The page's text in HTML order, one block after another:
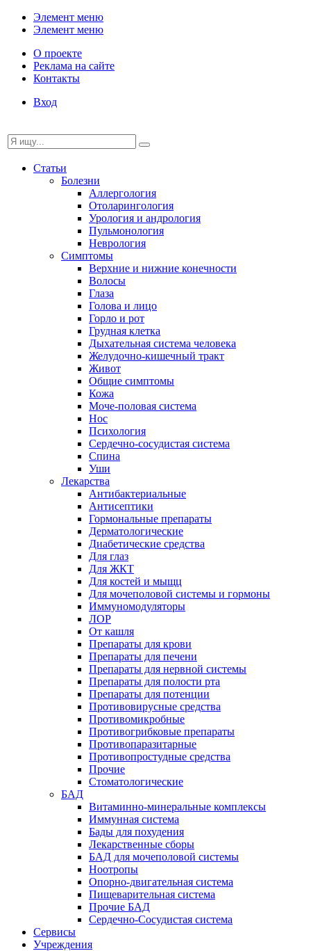
Элемент меню
Элемент меню
О проекте
Реклама на сайте
Контакты
Вход
Статьи
Болезни
Аллергология
Отоларингология
Урология и андрология
Пульмонология
Неврология
Симптомы
Верхние и нижние конечности
Волосы
Глаза
Голова и лицо
Горло и рот
Грудная клетка
Дыхательная система человека
Желудочно-кишечный тракт
Живот
Общие симптомы
Кожа
Моче-половая система
Нос
Психология
Сердечно-сосудистая система
Спина
Уши
Лекарства
Антибактериальные
Антисептики
Гормональные препараты
Дерматологические
Диабетические средства
Для глаз
Для ЖКТ
Для костей и мыщц
Для мочеполовой системы и гормоны
Иммуномодуляторы
ЛОР
От кашля
Препараты для крови
Препараты для печени
Препараты для нервной системы
Препараты для полости рта
Препараты для потенции
Противовирусные средства
Противомикробные
Противогрибковые препараты
Противопаразитарные
Противопростудные средства
Прочие
Стоматологические
БАД
Витаминно-минеральные комплексы
Иммунная система
Бады для похудения
Лекарственные сборы
БАД для мочеполовой системы
Ноотропы
Опорно-двигательная система
Пищеварительная система
Прочие БАД
Сердечно-Сосудистая система
Сервисы
Учреждения